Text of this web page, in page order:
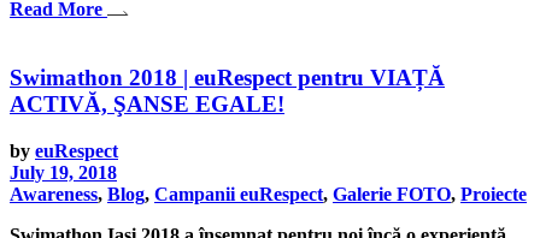
Read More
Swimathon 2018 | euRespect pentru VIAȚĂ
ACTIVĂ, ŞANSE EGALE!
by euRespect
July 19, 2018
Awareness, Blog, Campanii euRespect, Galerie FOTO, Proiecte